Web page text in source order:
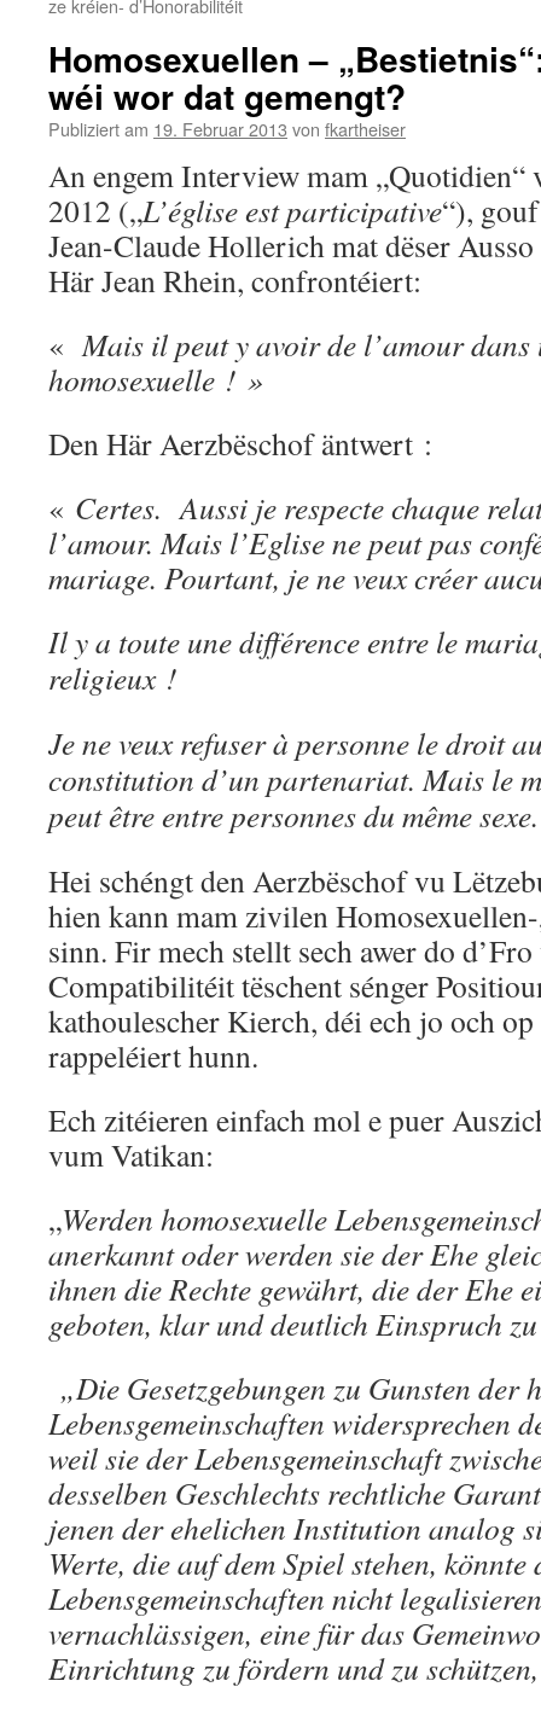
ze kréien- d’Honorabilitéit
Homosexuellen –
wéi wor dat gemengt?
Publiziert am 19. Februar 2013 von fkartheiser
An engem Interview mam „Quotidien“
2012 („L’église est participative“),
Jean-Claude Hollerich mat dëser
Här Jean Rhein, confrontéiert:
«Mais il peut y avoir de l’amour
homosexuelle ! »
Den Här Aerzbëschof äntwert :
« Certes. Aussi je respecte chaque
l’amour. Mais l’Eglise ne peut pas
mariage. Pourtant, je ne veux créer
Il y a toute une différence entre le
religieux !
Je ne veux refuser à personne le droit
constitution d’un partenariat. Mais le
peut être entre personnes du même
Hei schéngt den Aerzbëschof vu
hien kann mam zivilen
sinn. Fir mech stellt sech awer do
Compatibilitéit tëschent sénger
kathoulescher Kierch, déi ech jo och
rappeléiert hunn.
Ech zitéieren einfach mol e puer
vum Vatikan:
„Werden homosexuelle
anerkannt oder werden sie der Ehe
ihnen die Rechte gewährt, die der Ehe
geboten, klar und deutlich Einspruch
„Die Gesetzgebungen zu Gunsten der
Lebensgemeinschaften widersprechen
weil sie der Lebensgemeinschaft
desselben Geschlechts rechtliche
jenen der ehelichen Institution analog
Werte, die auf dem Spiel stehen, könnte
Lebensgemeinschaften nicht
vernachlässigen, eine für das
Einrichtung zu fördern und zu